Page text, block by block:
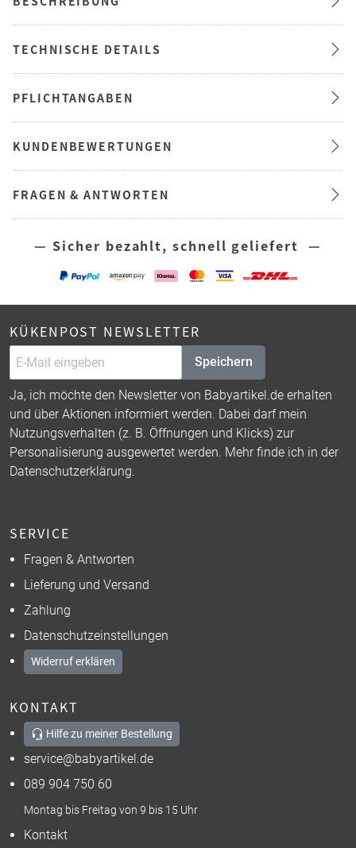
TECHNISCHE DETAILS
PFLICHTANGABEN
KUNDENBEWERTUNGEN
FRAGEN & ANTWORTEN
— Sicher bezahlt, schnell geliefert —
KÜKENPOST NEWSLETTER
Speichern
Ja, ich möchte den Newsletter von Babyartikel.de erhalten
und über Aktionen informiert werden. Dabei darf mein
Nutzungsverhalten (z. B. Öffnungen und Klicks) zur
Personalisierung ausgewertet werden. Mehr finde ich in der
Datenschutzerklärung.
SERVICE
Fragen & Antworten
Lieferung und Versand
Zahlung
Datenschutzeinstellungen
Widerruf erklären
KONTAKT
Hilfe zu meiner Bestellung
service@babyartikel.de
089 904 750 60
Montag bis Freitag von 9 bis 15 Uhr
Kontakt